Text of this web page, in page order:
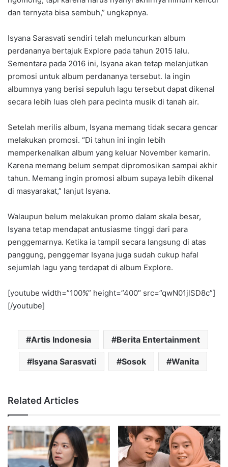
dan ternyata bisa sembuh,” ungkapnya.
Isyana Sarasvati sendiri telah meluncurkan album
perdananya bertajuk Explore pada tahun 2015 lalu.
Sementara pada 2016 ini, Isyana akan tetap melanjutkan
promosi untuk album perdananya tersebut. Ia ingin
albumnya yang berisi sepuluh lagu tersebut dapat dikenal
secara lebih luas oleh para pecinta musik di tanah air.
Setelah merilis album, Isyana memang tidak secara gencar
melakukan promosi. “Di tahun ini ingin lebih
memperkenalkan album yang keluar November kemarin.
Karena memang belum sempat dipromosikan sampai akhir
tahun. Memang ingin promosi album supaya lebih dikenal
di masyarakat,” lanjut Isyana.
Walaupun belum melakukan promo dalam skala besar,
Isyana tetap mendapat antusiasme tinggi dari para
penggemarnya. Ketika ia tampil secara langsung di atas
panggung, penggemar Isyana juga sudah cukup hafal
sejumlah lagu yang terdapat di album Explore.
[youtube width=”100%” height=”400″ src=”qwN01jlSD8c”]
[/youtube]
Artis Indonesia Berita Entertainment
Isyana Sarasvati Sosok Wanita
Related Articles